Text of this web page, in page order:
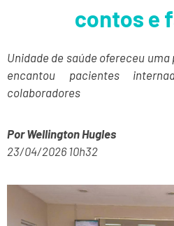
contos e
Unidade de saúde ofereceu
encantou pacientes
colaboradores
Por Wellington Hugles
23/04/2026 10h32